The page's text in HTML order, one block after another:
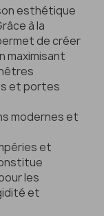
esthétique
à la
de créer
maximisant
et portes
modernes et
et
les
et